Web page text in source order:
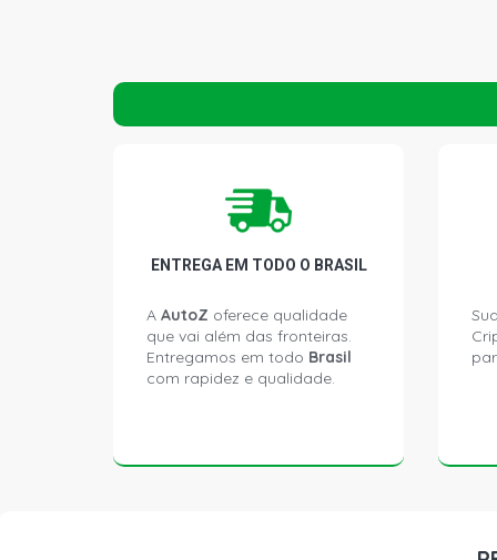
ENTREGA EM TODO O BRASIL
A AutoZ oferece qualidade
que vai além das fronteiras.
Entregamos em todo Brasil
com rapidez e qualidade.